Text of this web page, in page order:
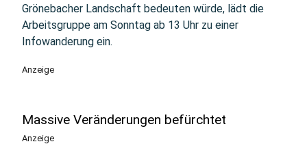
Grönebacher Landschaft bedeuten würde, lädt die
Arbeitsgruppe am Sonntag ab 13 Uhr zu einer
Infowanderung ein.
Anzeige
Massive Veränderungen befürchtet
Anzeige